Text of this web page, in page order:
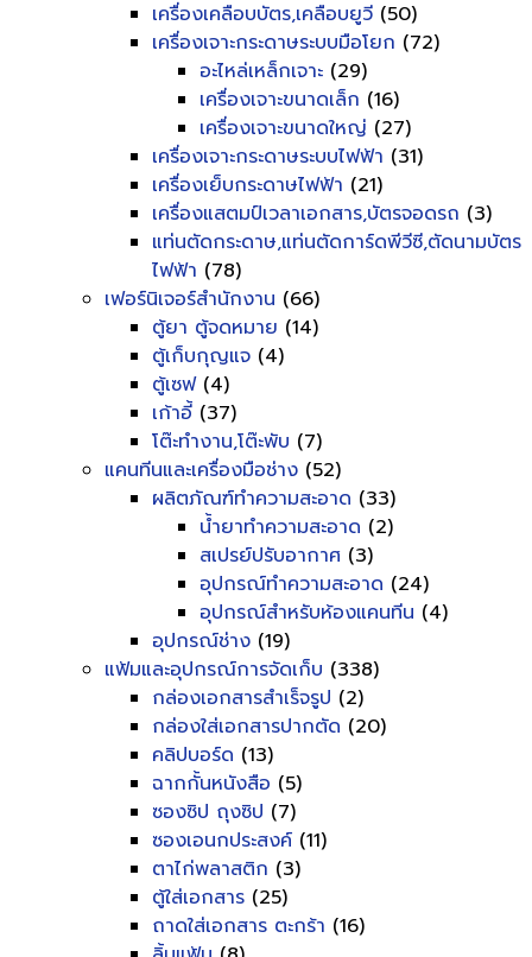
เครื่องเคลือบบัตร,เคลือบยูวี (50)
เครื่องเจาะกระดาษระบบมือโยก (72)
อะไหล่เหล็กเจาะ (29)
เครื่องเจาะขนาดเล็ก (16)
เครื่องเจาะขนาดใหญ่ (27)
เครื่องเจาะกระดาษระบบไฟฟ้า (31)
เครื่องเย็บกระดาษไฟฟ้า (21)
เครื่องแสตมป์เวลาเอกสาร,บัตรจอดรถ (3)
แท่นตัดกระดาษ,แท่นตัดการ์ดพีวีซี,ตัดนามบัตร
ไฟฟ้า (78)
เฟอร์นิเจอร์สำนักงาน (66)
ตู้ยา ตู้จดหมาย (14)
ตู้เก็บกุญแจ (4)
ตู้เซฟ(4)
เก้าอี้ (37)
โต๊ะทำงาน,โต๊ะพับ (7)
แคนทีนและเครื่องมือช่าง (52)
ผลิตภัณฑ์ทำความสะอาด (33)
น้ำยาทำความสะอาด (2)
สเปรย์ปรับอากาศ (3)
อุปกรณ์ทำความสะอาด (24)
อุปกรณ์สำหรับห้องแคนทีน (4)
อุปกรณ์ช่าง (19)
แฟ้มและอุปกรณ์การจัดเก็บ (338)
กล่องเอกสารสำเร็จรูป (2)
กล่องใส่เอกสารปากตัด (20)
คลิปบอร์ด (13)
ฉากกั้นหนังสือ (5)
ซองซิป ถุงซิป (7)
ซองเอนกประสงค์ (11)
ตาไก่พลาสติก (3)
ตู้ใส่เอกสาร (25)
ถาดใส่เอกสาร ตะกร้า (16)